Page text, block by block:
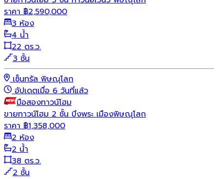
ราคา ฿2,590,000
3 ห้อง
4 น้ำ
22 ตร.ว.
3 ชั้น
เซ็นทรัล พิษณุโลก
อัปเดตเมื่อ 6 วันที่แล้ว
มือสองทาวน์โฮม
ขายทาวน์โฮม 2 ชั้น บึงพระ เมืองพิษณุโลก
ราคา ฿1,358,000
2 ห้อง
2 น้ำ
38 ตร.ว.
2 ชั้น